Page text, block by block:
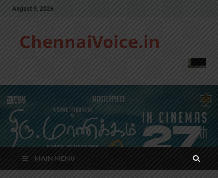
August 9, 2026
ChennaiVoice.in
MAIN MENU